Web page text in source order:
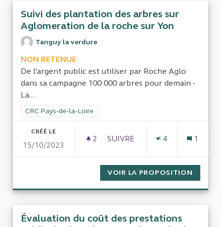
Suivi des plantation des arbres sur
Aglomeration de la roche sur Yon
Tanguy la verdure
NON RETENUE
De l'argent public est utiliser par Roche Aglo
dans sa campagne 100 000 arbres pour demain -
La...
Filtrer les résultats de la catégorie : CRC Pays-de-la-Loire
CRC Pays-de-la-Loire
CRÉÉ LE
15/10/2023
2 2 ABONNÉS
SUIVRE
4 1
VOIR LA PROPOSITION
Évaluation du coût des prestations